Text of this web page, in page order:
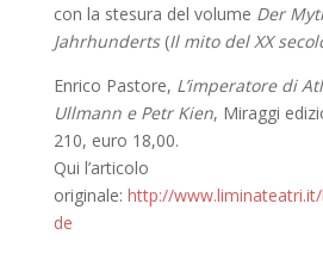
con la stesura del volume Der
Jahrhunderts (Il mito del XX
Enrico Pastore, L’imperatore di
Ullmann e Petr Kien, Miraggi
210, euro 18,00.
Qui l’articolo
originale: http://
de